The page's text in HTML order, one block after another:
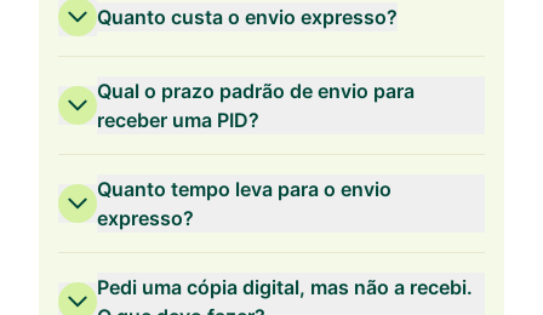
Quanto custa o envio expresso?
Qual o prazo padrão de envio para
receber uma PID?
Quanto tempo leva para o envio
expresso?
Pedi uma cópia digital, mas não a recebi.